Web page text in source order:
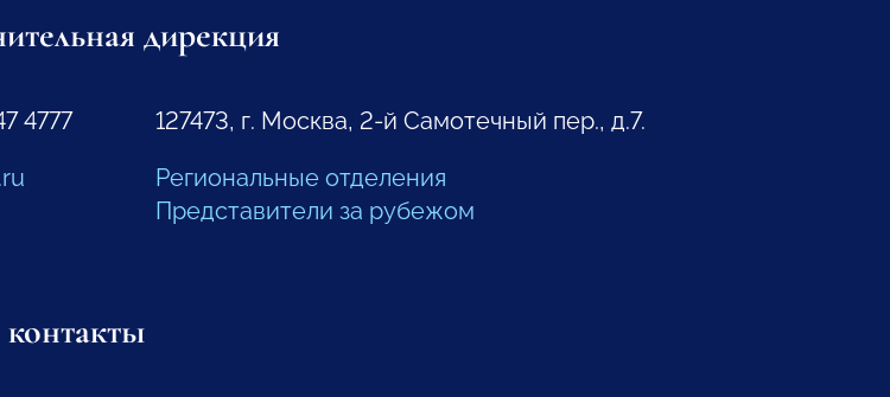
дирекция
4777
127473, г. Москва, 2-й Самотечный пер., д.7.
Региональные отделения
Представители за рубежом